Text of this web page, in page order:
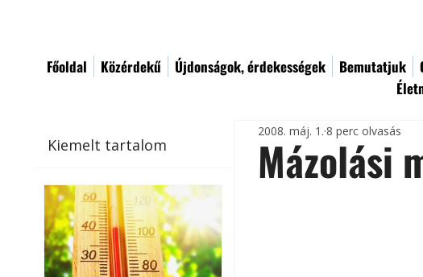
Főoldal Közérdekű Újdonságok, érdekességek Bemutatjuk
Kiemelt tartalom Mázolási
2008. máj. 1. 8 perc olvasás